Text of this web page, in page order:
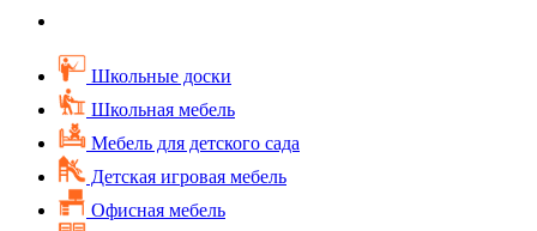
Школьные доски
Школьная мебель
Мебель для детского сада
Детская игровая мебель
Офисная мебель